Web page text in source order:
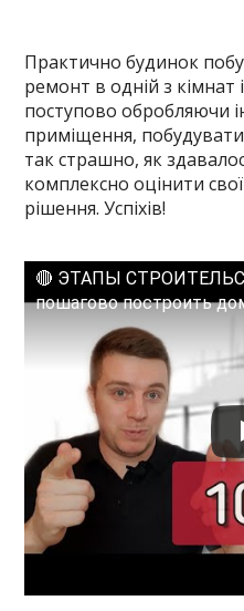
Практично будинок
ремонт в одній з
поступово обробляючи
приміщення,
так страшно, як
комплексно оцінити
рішення. Успіхів!
🔴 ЭТАПЫ
пошагово построить